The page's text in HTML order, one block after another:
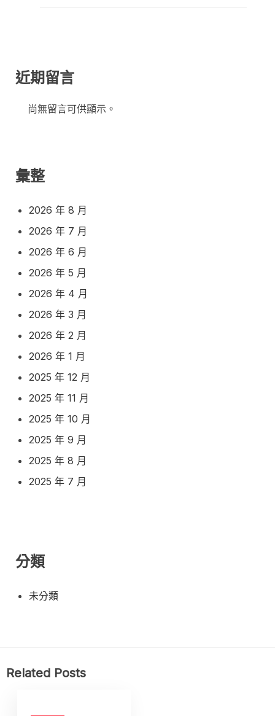
近期留言
尚無留言可供顯示。
彙整
2026 年 8 月
2026 年 7 月
2026 年 6 月
2026 年 5 月
2026 年 4 月
2026 年 3 月
2026 年 2 月
2026 年 1 月
2025 年 12 月
2025 年 11 月
2025 年 10 月
2025 年 9 月
2025 年 8 月
2025 年 7 月
分類
未分類
Related Posts